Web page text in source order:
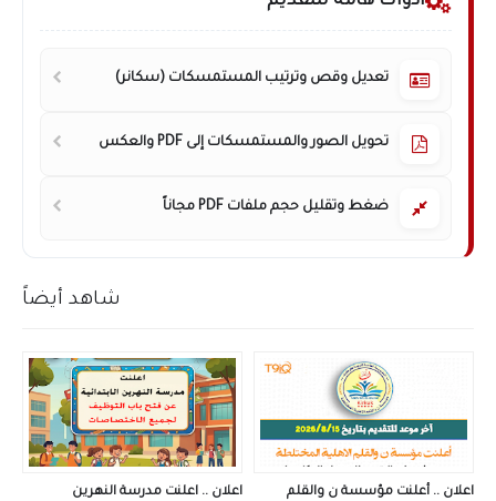
تعديل وقص وترتيب المستمسكات (سكانر)
تحويل الصور والمستمسكات إلى PDF والعكس
ضغط وتقليل حجم ملفات PDF مجاناً
شاهد أيضاً
اعلان .. اعلنت مدرسة النهرين
اعلان .. أعلنت مؤسسة ن والقلم